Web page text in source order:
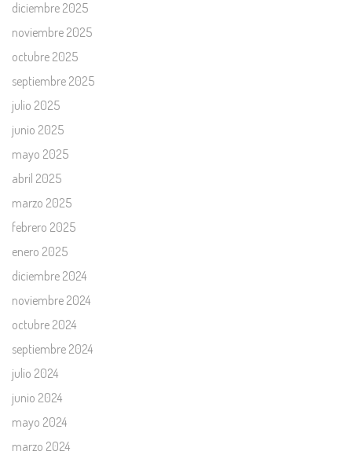
diciembre 2025
noviembre 2025
octubre 2025
septiembre 2025
julio 2025
junio 2025
mayo 2025
abril 2025
marzo 2025
febrero 2025
enero 2025
diciembre 2024
noviembre 2024
octubre 2024
septiembre 2024
julio 2024
junio 2024
mayo 2024
marzo 2024